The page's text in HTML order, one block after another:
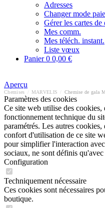
Adresses
Changer mode
Gérer les cartes de
Mes comm.
Mes téléch. instant.
Liste vœux
Panier0 0,00 €
Aperçu
Chemises MARVELIS Chemise de gala
Paramètres des cookies
Ce site web utilise des cookies,
fonctionnement technique du
paramétrés. Les autres
confort d'utilisation de ce site
pour simplifier l'interaction
sociaux, ne sont définis
Configuration
Techniquement nécessaire
Ces cookies sont nécessaires
boutique.